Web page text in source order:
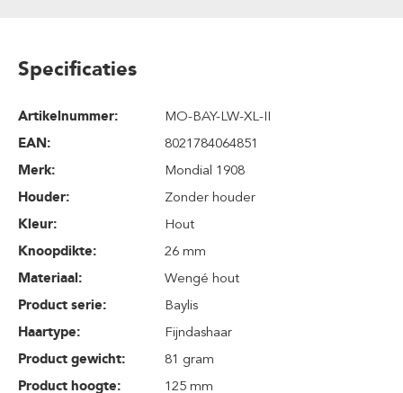
Specificaties
Artikelnummer:
MO-BAY-LW-XL-II
EAN:
8021784064851
Merk:
Mondial 1908
Houder:
Zonder houder
Kleur:
Hout
Knoopdikte:
26 mm
Materiaal:
Wengé hout
Product serie:
Baylis
Haartype:
Fijndashaar
Product gewicht:
81 gram
Product hoogte:
125 mm